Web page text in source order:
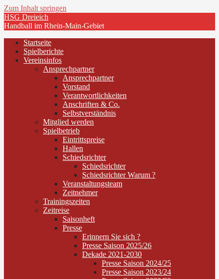
Zum Inhalt springen
HSG Dreieich
Handball im Rhein-Main-Gebiet
Startseite
Spielberichte
Vereinsinfos
Ansprechpartner
Ansprechpartner
Vorstand
Verantwortlichkeiten
Anschriften & Co.
Selbstverständnis
Mitglied werden
Spielbetrieb
Eintrittspreise
Hallen
Schiedsrichter
Schiedsrichter
Schiedsrichter Warum ?
Veranstaltungsteam
Zeitnehmer
Trainingszeiten
Zeitreise
Saisonheft
Presse
Erinnern Sie sich ?
Presse Saison 2025/26
Dekade 2021-2030
Presse Saison 2024/25
Presse Saison 2023/24